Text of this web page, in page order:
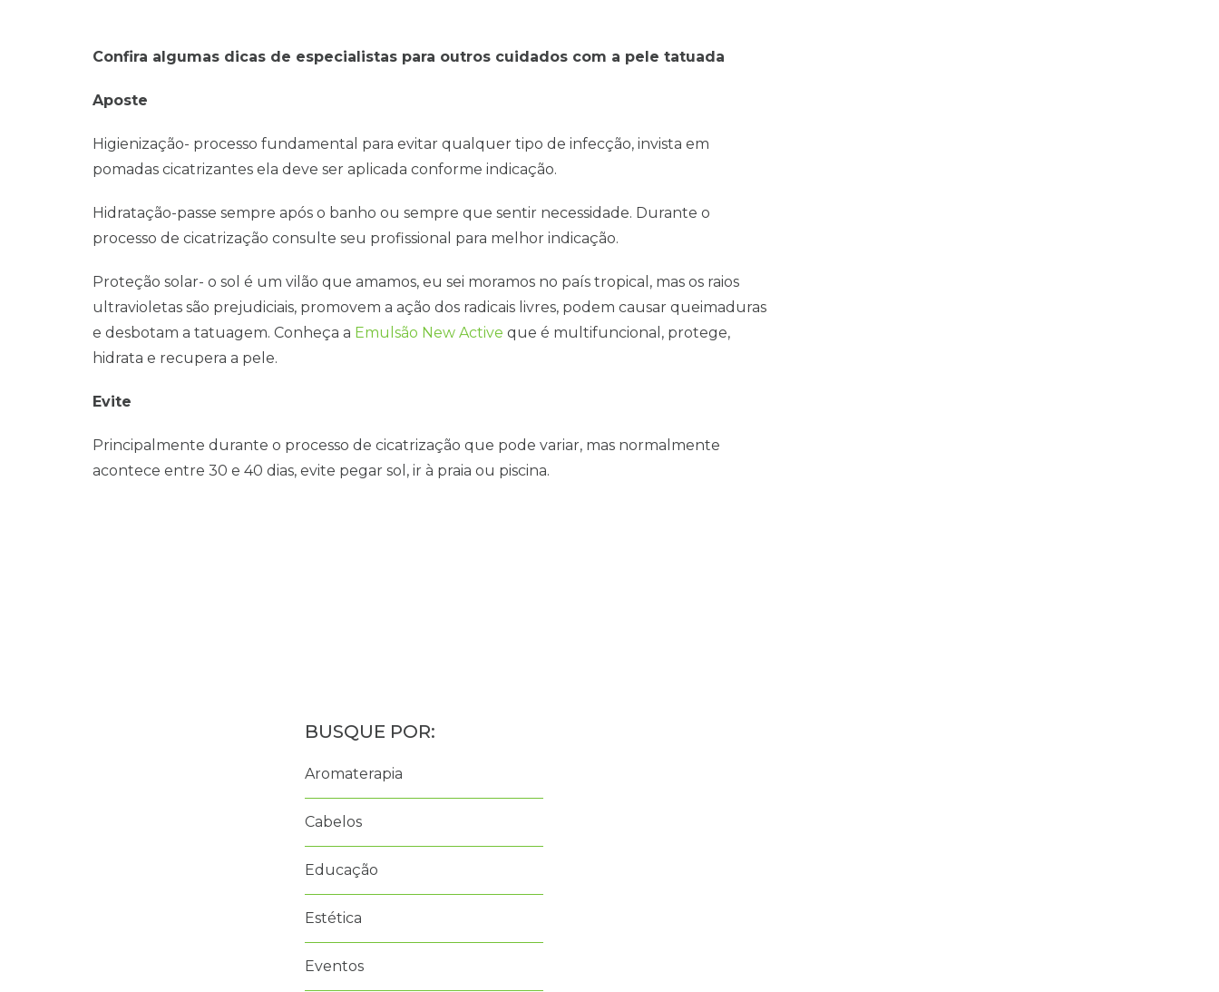
Confira algumas dicas de especialistas para outros cuidados com a pele tatuada
Aposte
Higienização- processo fundamental para evitar qualquer tipo de infecção, invista em
pomadas cicatrizantes ela deve ser aplicada conforme indicação.
Hidratação-passe sempre após o banho ou sempre que sentir necessidade. Durante o
processo de cicatrização consulte seu profissional para melhor indicação.
Proteção solar- o sol é um vilão que amamos, eu sei moramos no país tropical, mas os raios
ultravioletas são prejudiciais, promovem a ação dos radicais livres, podem causar queimaduras
e desbotam a tatuagem. Conheça a Emulsão New Active que é multifuncional, protege,
hidrata e recupera a pele.
Evite
Principalmente durante o processo de cicatrização que pode variar, mas normalmente
acontece entre 30 e 40 dias, evite pegar sol, ir à praia ou piscina.
Aromaterapia
Cabelos
Educação
Estética
Eventos